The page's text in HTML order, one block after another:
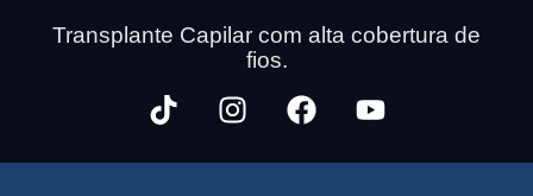
Transplante Capilar com alta cobertura de
fios.